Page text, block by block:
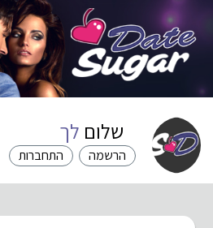
שלום לך
התחברות הרשמה